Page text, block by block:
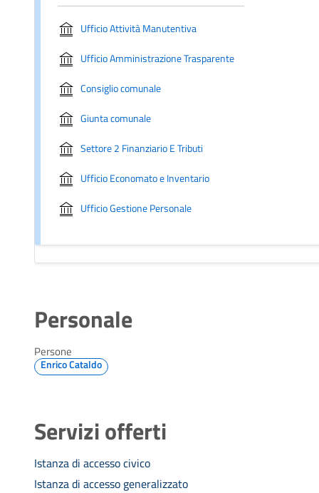
Ufficio Attività Manutentiva
Ufficio Amministrazione Trasparente
Consiglio comunale
Giunta comunale
Settore 2 Finanziario E Tributi
Ufficio Economato e Inventario
Ufficio Gestione Personale
Personale
Persone
Enrico Cataldo
Servizi offerti
Istanza di accesso civico
Istanza di accesso generalizzato